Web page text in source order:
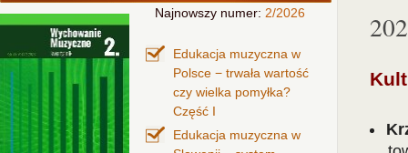
Najnowszy numer: 2/2026
Edukacja muzyczna w
Polsce − trwała wartość
czy wielka pomyłka?
Część I
Edukacja muzyczna w